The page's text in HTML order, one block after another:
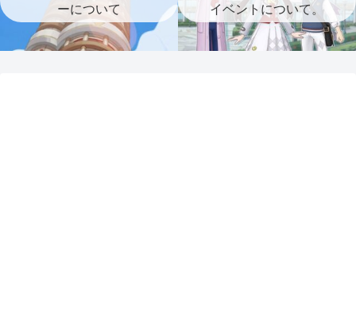
ーについて
イベントについて。